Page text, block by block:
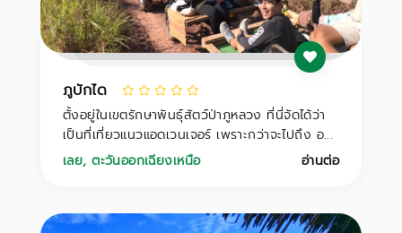
ภูบักได
ตั้งอยู่ในเขตรักษาพันธุ์สัตว์ป่าภูหลวง ที่นี่จัดได้ว่า
เป็นที่เที่ยวแนวแอดเวนเจอร์ เพราะกว่าจะไปถึง อ...
เลย,ตะวันออกเฉียงเหนือ อ่านต่อ